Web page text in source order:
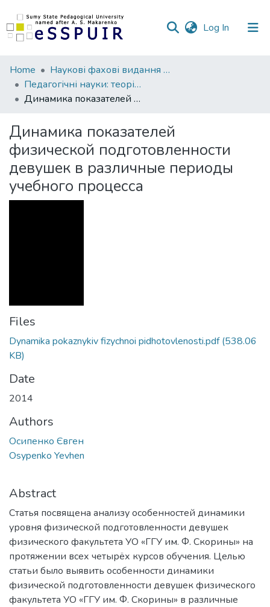
Log In (current)
Communities
&
Collections
Statistics
Home
Наукові фахові видання СумДПУ
Педагогічні науки: теорія, історія, інноваційні технології
Динамика показателей физической подготовленности девушек в различные периоды учебного процесса
Динамика показателей
физической подготовленности
девушек в различные периоды
учебного процесса
Files
Dynamika pokaznykiv fizychnoi pidhotovlenosti.pdf(538.06
KB)
Date
2014
Authors
Осипенко Євген
Osypenko Yevhen
Abstract
Статья посвящена анализу особенностей динамики
уровня физической подготовленности девушек
физического факультета УО «ГГУ им. Ф. Скорины» на
протяжении всех четырёх курсов обучения. Целью
статьи было выявить особенности динамики
физической подготовленности девушек физического
факультета УО «ГГУ им. Ф. Скорины» в различные